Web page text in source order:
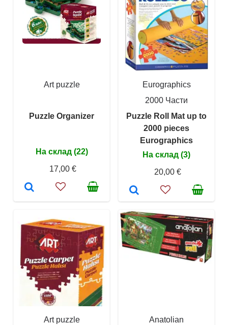
Art puzzle
Puzzle Organizer
На склад (22)
17,00 €
Eurographics
2000 Части
Puzzle Roll Mat up to
2000 pieces
Eurographics
На склад (3)
20,00 €
Art puzzle
Anatolian